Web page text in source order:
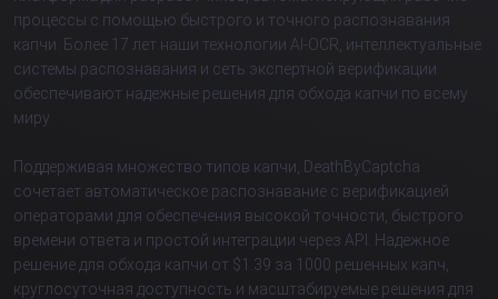
процессы с помощью быстрого и точного распознавания
капчи. Более 17 лет наши технологии AI-OCR, интеллектуальные
системы распознавания и сеть экспертной верификации
обеспечивают надежные решения для обхода капчи по всему
миру.
Поддерживая множество типов капчи, DeathByCaptcha
сочетает автоматическое распознавание с верификацией
операторами для обеспечения высокой точности, быстрого
времени ответа и простой интеграции через API. Надежное
решение для обхода капчи от $1.39 за 1000 решенных капч,
круглосуточная доступность и масштабируемые решения для